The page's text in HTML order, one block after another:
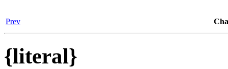
Prev
{literal}